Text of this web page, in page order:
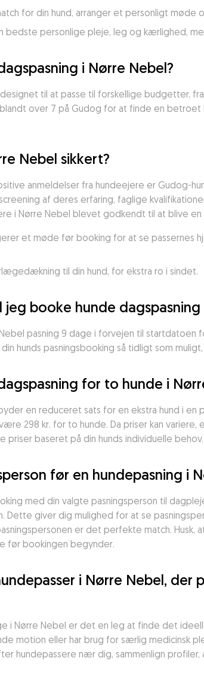
for din hund, arranger et personligt møde
bedste personlige pleje, leg og kærlighed,
i Nørre Nebel?
til at passe til forskellige budgetter,
over 7 på Gudog for at finde en
Nebel sikkert?
anmeldelser fra hundeejere er Gudog-
af deres erfaring, faglige
i Nørre Nebel blevet godkendt til at blive
et møde før booking for at se passernes
til din hund, for ekstra ro i sindet.
booke hunde dagspasning
pasning 9 dage i forvejen til startdatoen
hunds pasningsbooking så tidligt som
for to hunde i
en reduceret sats for en ekstra hund i en
298 kr. for to hunde. Da priser kan
baseret på din hunds individuelle behov.
før en hundepasning i
med din valgte pasningsperson til
Dette giver dig mulighed for at se
er det perfekte match. Husk,
før bookingen begynder.
i Nørre Nebel, der
Nørre Nebel er det en leg at finde det
motion eller har brug for særlig medicinsk
hundepassere nær dig, sammenlign